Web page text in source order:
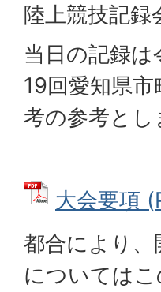
陸上競技記録
当日の記録
19回愛知県
考の参考とし
大会要項
都合により
については